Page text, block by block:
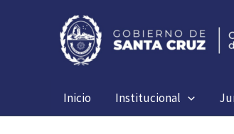
Inicio Institucional